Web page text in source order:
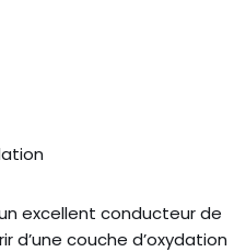
excellent conducteur de
d’une couche d’oxydation